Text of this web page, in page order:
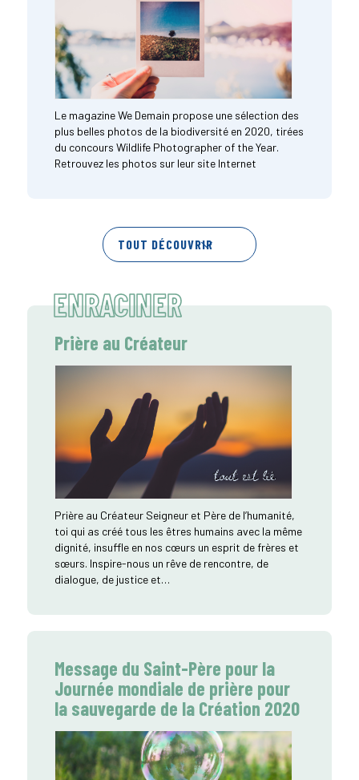
Le magazine We Demain propose une sélection des
plus belles photos de la biodiversité en 2020, tirées
du concours Wildlife Photographer of the Year.
Retrouvez les photos sur leur site Internet
TOUT DÉCOUVRIR
ENRACINER
Prière au Créateur
Prière au Créateur Seigneur et Père de l’humanité,
toi qui as créé tous les êtres humains avec la même
dignité, insuffle en nos cœurs un esprit de frères et
sœurs. Inspire-nous un rêve de rencontre, de
dialogue, de justice et…
Message du Saint-Père pour la
Journée mondiale de prière pour
la sauvegarde de la Création 2020